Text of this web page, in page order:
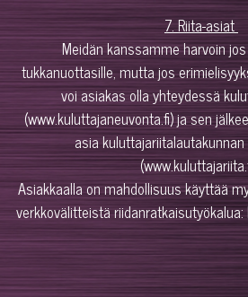
7. Riita-asiat
Meidän kanssamme harvoin
tukkanuottasille, mutta jos
voi asiakas olla yhteydessä
(www.kuluttajaneuvonta.fi) ja sen
asia
Asiakkaalla on mahdollisuus käyttää
verkkovälitteistä